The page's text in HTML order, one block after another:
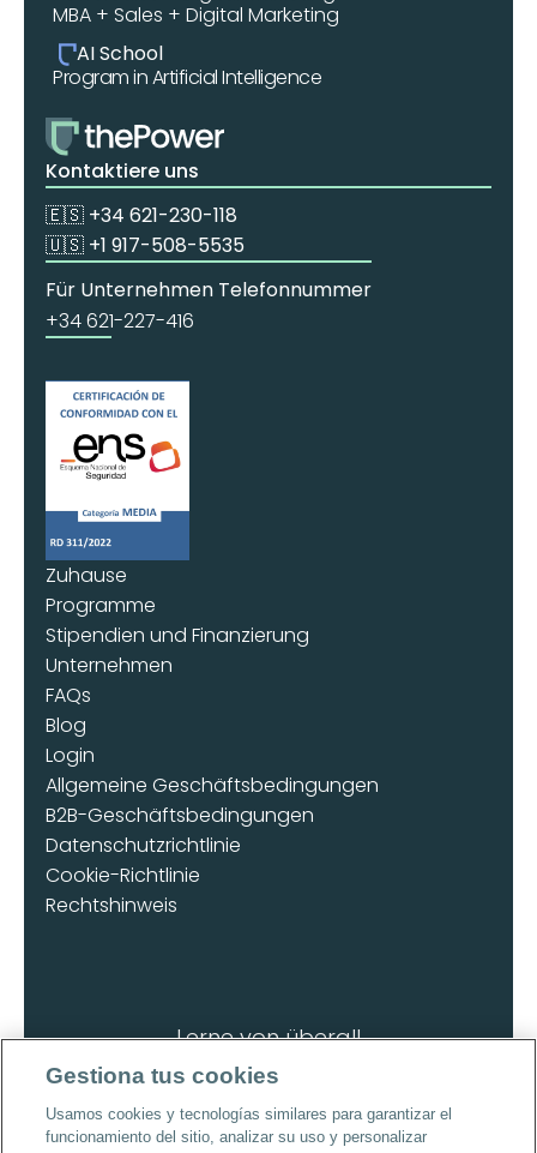
MBA + Sales + Digital Marketing
AI School
Program in Artificial Intelligence
Kontaktiere uns
🇪🇸 +34 621-230-118
🇺🇸 +1 917-508-5535
Für Unternehmen Telefonnummer
+34 621-227-416
Zuhause
Programme
Stipendien und Finanzierung
Unternehmen
FAQs
Blog
Login
Allgemeine Geschäftsbedingungen
B2B-Geschäftsbedingungen
Datenschutzrichtlinie
Cookie-Richtlinie
Rechtshinweis
Lerne von überall
Lade die App herunter
Gestiona tus cookies
Usamos cookies y tecnologías similares para garantizar el
funcionamiento del sitio, analizar su uso y personalizar